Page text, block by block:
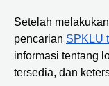
Setelah
pencarian SPKLU
informasi tentang
tersedia, dan